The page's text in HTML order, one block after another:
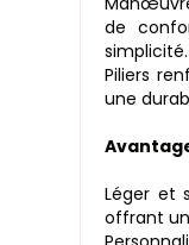
de
simplicité.
Piliers
une
Léger et
offrant